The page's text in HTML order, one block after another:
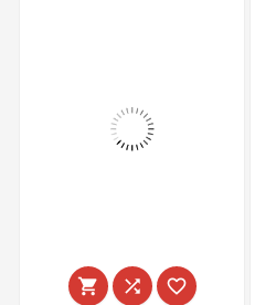
  